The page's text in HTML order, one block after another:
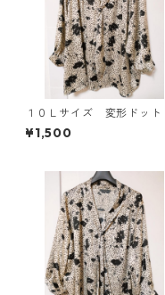
１０Ｌサイズ 変形ドッ
花柄 ボウタイブラウス
フホワイト KAE-4777
¥1,500